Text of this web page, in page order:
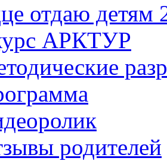
отдаю детям
АРКТУР
родителей